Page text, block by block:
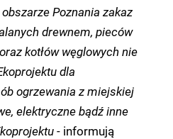
Poznania zakaz
drewnem, pieców
kotłów węglowych nie
dla
ogrzewania z miejskiej
elektryczne bądź inne
- informują